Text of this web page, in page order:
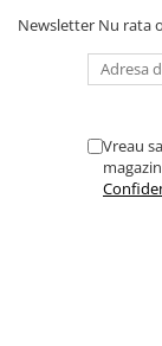
Newsletter Nu rata
Vreau